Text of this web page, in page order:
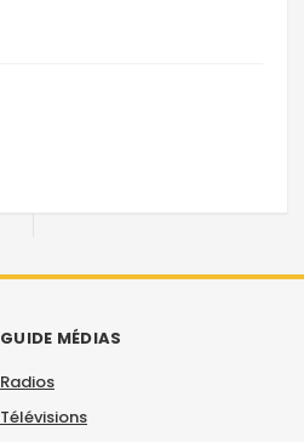
GUIDE MÉDIAS
Radios
Télévisions